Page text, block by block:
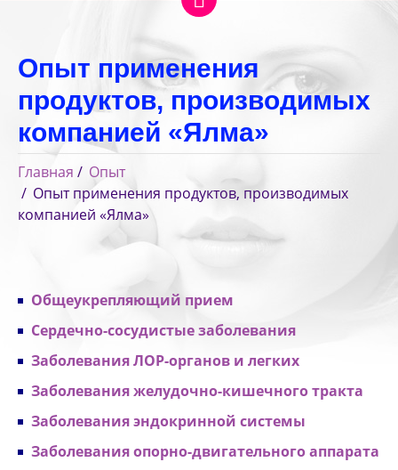
Опыт применения
продуктов, производимых
компанией «Ялма»
Главная
Опыт
Опыт применения продуктов, производимых
компанией «Ялма»
Общеукрепляющий прием
Сердечно-сосудистые заболевания
Заболевания ЛОР-органов и легких
Заболевания желудочно-кишечного тракта
Заболевания эндокринной системы
Заболевания опорно-двигательного аппарата